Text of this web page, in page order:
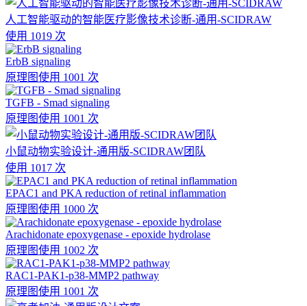
人工智能驱动的智能医疗影像技术诊断-通用-SCIDRAW
使用 1019 次
ErbB signaling
原理图使用 1001 次
TGFB - Smad signaling
原理图使用 1001 次
小鼠动物实验设计-通用版-SCIDRAW团队
使用 1017 次
EPAC1 and PKA reduction of retinal inflammation
原理图使用 1000 次
Arachidonate epoxygenase - epoxide hydrolase
原理图使用 1002 次
RAC1-PAK1-p38-MMP2 pathway
原理图使用 1001 次